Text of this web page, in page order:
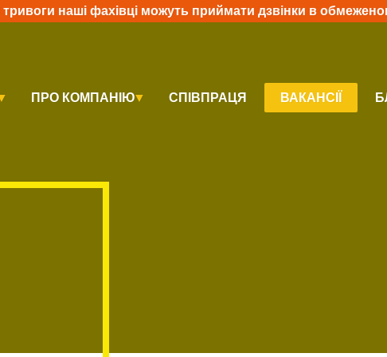
тривоги наші фахівці можуть приймати дзвінки в
ПРО КОМПАНІЮ СПІВПРАЦЯ ВАКАНСІЇ